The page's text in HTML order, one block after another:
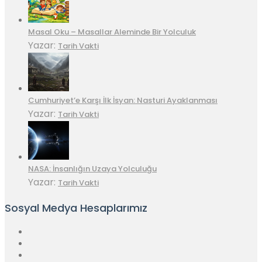
Masal Oku – Masallar Aleminde Bir Yolculuk
Yazar: Tarih Vakti
Cumhuriyet’e Karşı İlk İsyan: Nasturi Ayaklanması
Yazar: Tarih Vakti
NASA: İnsanlığın Uzaya Yolculuğu
Yazar: Tarih Vakti
Sosyal Medya Hesaplarımız